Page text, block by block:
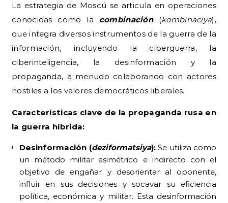
La estrategia de Moscú se articula en operaciones
conocidas como la combinación(kombinaciya),
que integra diversos instrumentos de la guerra de la
información, incluyendo la ciberguerra, la
ciberinteligencia, la desinformación y la
propaganda, a menudo colaborando con actores
hostiles a los valores democráticos liberales.
Características clave de la propaganda rusa en
la guerra híbrida:
Desinformación (deziformatsiya):Se utiliza como
un método militar asimétrico e indirecto con el
objetivo de engañar y desorientar al oponente,
influir en sus decisiones y socavar su eficiencia
política, económica y militar. Esta desinformación